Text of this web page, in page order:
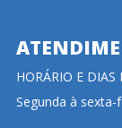
HORÁRIO E
Segunda à sexta-